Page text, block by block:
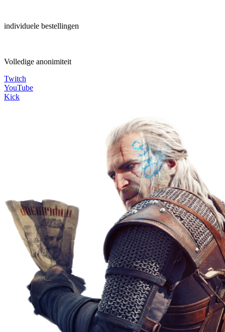
individuele bestellingen
Volledige anonimiteit
Twitch
YouTube
Kick